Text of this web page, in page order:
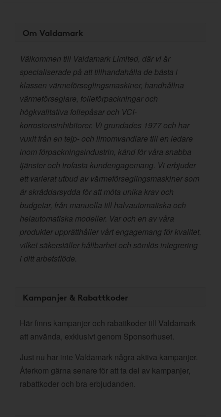
Om Valdamark
Välkommen till Valdamark Limited, där vi är
specialiserade på att tillhandahålla de bästa i
klassen värmeförseglingsmaskiner, handhållna
värmeförseglare, folieförpackningar och
högkvalitativa foliepåsar och VCI-
korrosionsinhibitorer. Vi grundades 1977 och har
vuxit från en tejp- och limomvandlare till en ledare
inom förpackningsindustrin, känd för våra snabba
tjänster och trofasta kundengagemang. Vi erbjuder
ett varierat utbud av värmeförseglingsmaskiner som
är skräddarsydda för att möta unika krav och
budgetar, från manuella till halvautomatiska och
helautomatiska modeller. Var och en av våra
produkter upprätthåller vårt engagemang för kvalitet,
vilket säkerställer hållbarhet och sömlös integrering
i ditt arbetsflöde.
Kampanjer & Rabattkoder
Här finns kampanjer och rabattkoder till Valdamark
att använda, exklusivt genom Sponsorhuset.
Just nu har inte Valdamark några aktiva kampanjer.
Återkom gärna senare för att ta del av kampanjer,
rabattkoder och bra erbjudanden.